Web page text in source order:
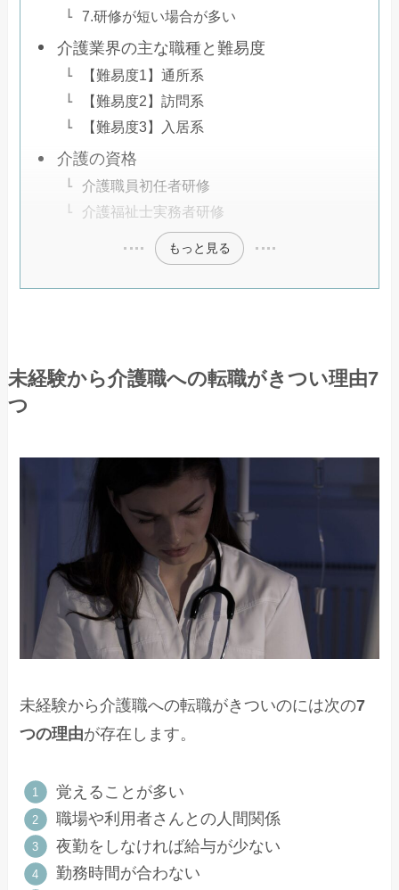
7.研修が短い場合が多い
介護業界の主な職種と難易度
【難易度1】通所系
【難易度2】訪問系
【難易度3】入居系
介護の資格
介護職員初任者研修
介護福祉士実務者研修
もっと見る
未経験から介護職への転職がきつい理由7
つ
未経験から介護職への転職がきついのには次の7
つの理由が存在します。
覚えることが多い
職場や利用者さんとの人間関係
夜勤をしなければ給与が少ない
勤務時間が合わない